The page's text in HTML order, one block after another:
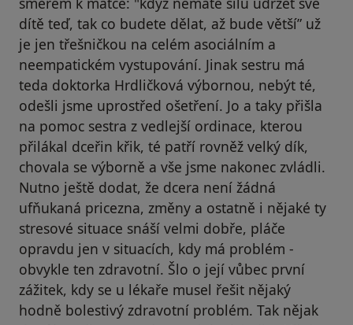
dítě teď, tak co budete dělat, až bude větší” už
je jen třešničkou na celém asociálním a
neempatickém vystupování. Jinak sestru má
teda doktorka Hrdličková výbornou, nebýt té,
odešli jsme uprostřed ošetření. Jo a taky přišla
na pomoc sestra z vedlejší ordinace, kterou
přilákal dceřin křik, té patří rovněž velký dík,
chovala se výborně a vše jsme nakonec zvládli.
Nutno ještě dodat, že dcera není žádná
ufňukaná pricezna, změny a ostatně i nějaké ty
stresové situace snáší velmi dobře, pláče
opravdu jen v situacích, kdy má problém -
obvykle ten zdravotní. Šlo o její vůbec první
zážitek, kdy se u lékaře musel řešit nějaký
hodně bolestivý zdravotní problém. Tak nějak